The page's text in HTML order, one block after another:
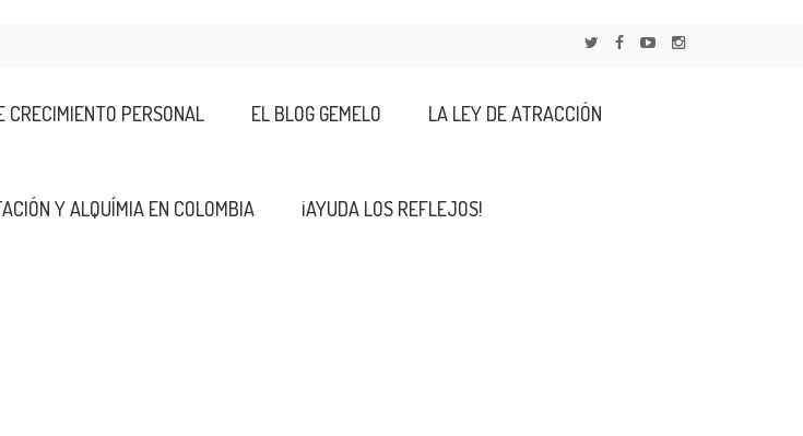
CRECIMIENTO PERSONAL EL BLOG GEMELO LA LEY DE ATRACCIÓN
Y ALQUÍMIA EN COLOMBIA ¡AYUDA LOS REFLEJOS!